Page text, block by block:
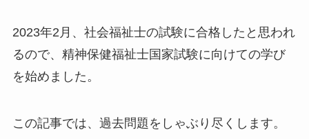
2023年2月、社会福祉士の試験に合格したと思われ
るので、精神保健福祉士国家試験に向けての学び
を始めました。
この記事では、過去問題をしゃぶり尽くします。